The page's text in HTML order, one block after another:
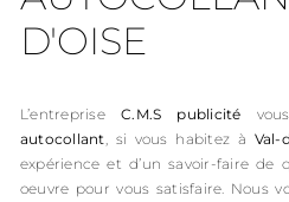
D'OISE
L’entrepriseC.M.S publicité
autocollant, si vous habitez à Val-
expérience et d’un savoir-faire
oeuvre pour vous satisfaire. Nous